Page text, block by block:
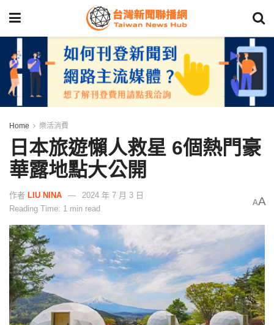
Home 樂活消費
日本旅遊懶人救星 6個熱門豪
華露地點大公開
作者 LIU NINA
2024 年 7 月 3 日
Reading Time: 1 min read
AA